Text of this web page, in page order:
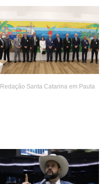
Redação Santa Catarina em Pauta